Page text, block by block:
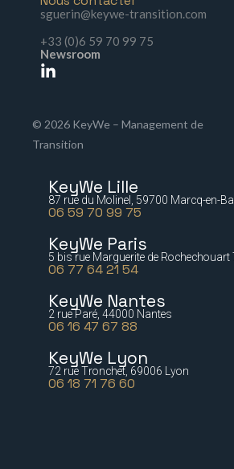
sguerin@keywe-transition.com
+33 (0)6 59 70 99 75
Newsroom
© 2026 KeyWe – Management de
Transition
KeyWe Lille
87 rue du Molinel, 59700 Marcq-en-
06 59 70 99 75
KeyWe Paris
5 bis rue Marguerite de
06 77 64 21 54
KeyWe Nantes
2 rue Paré, 44000 Nantes
06 16 47 67 88
KeyWe Lyon
72 rue Tronchet, 69006 Lyon
06 18 71 76 60